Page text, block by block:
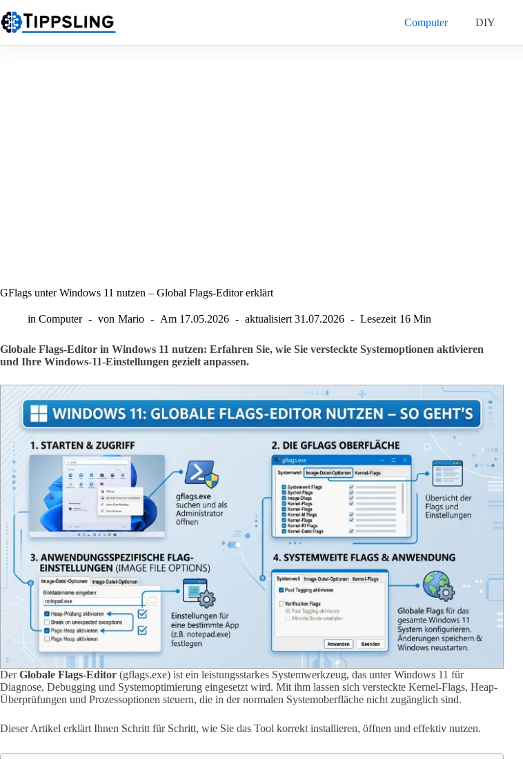
Inhalt
springen
Computer DIY
GFlags unter Windows 11 nutzen – Global Flags-Editor erklärt
in Computer von Mario Am 17.05.2026 aktualisiert 31.07.2026 Lesezeit 16 Min
Globale Flags-Editor in Windows 11 nutzen: Erfahren Sie, wie Sie versteckte Systemoptionen aktivieren
und Ihre Windows-11-Einstellungen gezielt anpassen.
DerGlobale Flags-Editor (gflags.exe) ist ein leistungsstarkes Systemwerkzeug, das unter Windows 11 für
Diagnose, Debugging und Systemoptimierung eingesetzt wird. Mit ihm lassen sich versteckte Kernel-Flags, Heap-
Überprüfungen und Prozessoptionen steuern, die in der normalen Systemoberfläche nicht zugänglich sind.
Dieser Artikel erklärt Ihnen Schritt für Schritt, wie Sie das Tool korrekt installieren, öffnen und effektiv nutzen.